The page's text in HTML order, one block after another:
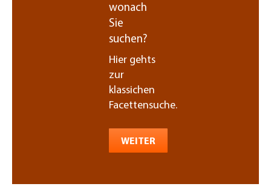
wonach
Sie
suchen?
Hier gehts
zur
klassichen
Facettensuche.
WEITER